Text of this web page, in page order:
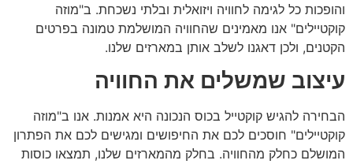
והופכות כל לגימה לחוויה ויזואלית ובלתי נשכחת. ב"מוזה
קוקטיילים" אנו מאמינים שהחוויה המושלמת טמונה בפרטים
הקטנים, ולכן דאגנו לשלב אותן במארזים שלנו.
עיצוב שמשלים את החוויה
הבחירה להגיש קוקטייל בכוס הנכונה היא אמנות. אנו ב"מוזה
קוקטיילים" חוסכים לכם את החיפושים ומגישים לכם את הפתרון
המושלם כחלק מהחוויה. בחלק מהמארזים שלנו, תמצאו כוסות